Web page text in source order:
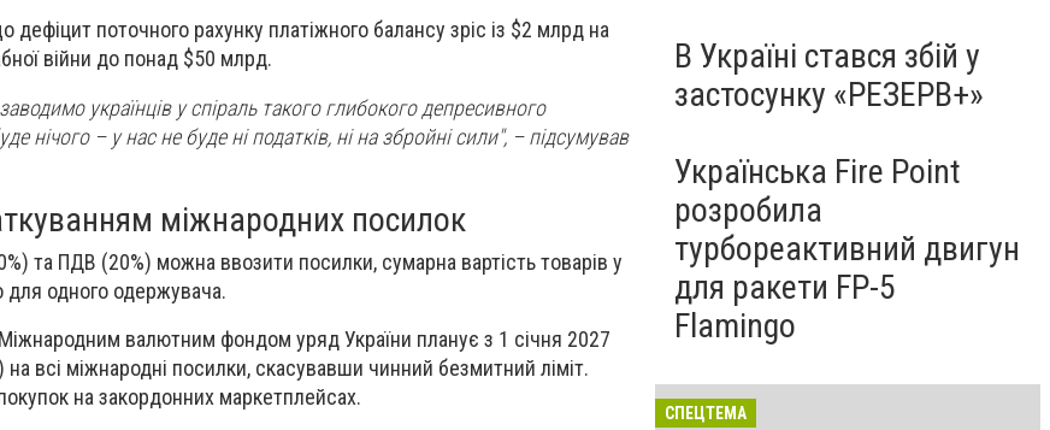
поточного рахунку платіжного балансу зріс із $2 млрд на
війни до понад $50 млрд.
українців у спіраль такого глибокого депресивного
нічого – у нас не буде ні податків, ні на збройні сили", – підсумував
міжнародних посилок
та ПДВ (20%) можна ввозити посилки, сумарна вартість товарів у
одного одержувача.
валютним фондом уряд України планує з 1 січня 2027
всі міжнародні посилки, скасувавши чинний безмитний ліміт.
на закордонних маркетплейсах.
В Україні стався збій у
застосунку «РЕЗЕРВ+»
Українська Fire Point
розробила
турбореактивний двигун
для ракети FP-5
Flamingo
СПЕЦТЕМА